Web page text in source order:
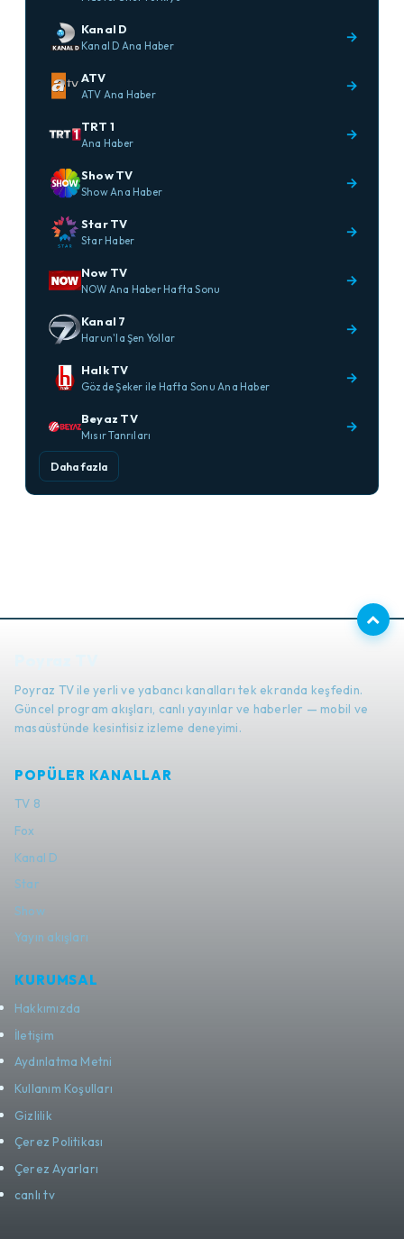
Kanal D
Kanal D Ana Haber
→
ATV
ATV Ana Haber
→
TRT 1
Ana Haber
→
Show TV
Show Ana Haber
→
Star TV
Star Haber
→
Now TV
NOW Ana Haber Hafta Sonu
→
Kanal 7
Harun'la Şen Yollar
→
Halk TV
Gözde Şeker ile Hafta Sonu Ana Haber
→
Beyaz TV
Mısır Tanrıları
→
Daha fazla
Poyraz TV ile yerli ve yabancı kanalları tek ekranda keşfedin.
Güncel program akışları, canlı yayınlar ve haberler — mobil ve
masaüstünde kesintisiz izleme deneyimi.
POPÜLER KANALLAR
TV 8
Fox
Kanal D
Star
Show
Yayın akışları
KURUMSAL
Hakkımızda
İletişim
Aydınlatma Metni
Kullanım Koşulları
Gizlilik
Çerez Politikası
Çerez Ayarları
canlı tv